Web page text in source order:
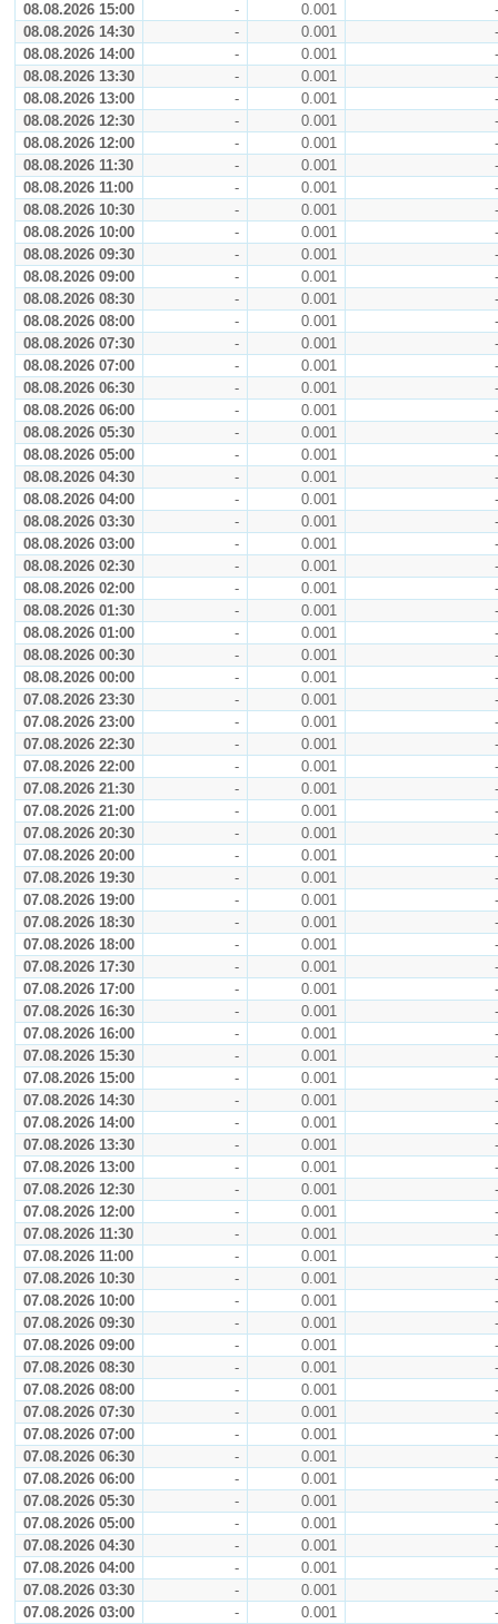
08.08.2026 15:00
- 0.001
-
08.08.2026 14:30
- 0.001
-
08.08.2026 14:00
- 0.001
-
08.08.2026 13:30
- 0.001
-
08.08.2026 13:00
- 0.001
-
08.08.2026 12:30
- 0.001
-
08.08.2026 12:00
- 0.001
-
08.08.2026 11:30
- 0.001
-
08.08.2026 11:00
- 0.001
-
08.08.2026 10:30
- 0.001
-
08.08.2026 10:00
- 0.001
-
08.08.2026 09:30
- 0.001
-
08.08.2026 09:00
- 0.001
-
08.08.2026 08:30
- 0.001
-
08.08.2026 08:00
- 0.001
-
08.08.2026 07:30
- 0.001
-
08.08.2026 07:00
- 0.001
-
08.08.2026 06:30
- 0.001
-
08.08.2026 06:00
- 0.001
-
08.08.2026 05:30
- 0.001
-
08.08.2026 05:00
- 0.001
-
08.08.2026 04:30
- 0.001
-
08.08.2026 04:00
- 0.001
-
08.08.2026 03:30
- 0.001
-
08.08.2026 03:00
- 0.001
-
08.08.2026 02:30
- 0.001
-
08.08.2026 02:00
- 0.001
-
08.08.2026 01:30
- 0.001
-
08.08.2026 01:00
- 0.001
-
08.08.2026 00:30
- 0.001
-
08.08.2026 00:00
- 0.001
-
07.08.2026 23:30
- 0.001
-
07.08.2026 23:00
- 0.001
-
07.08.2026 22:30
- 0.001
-
07.08.2026 22:00
- 0.001
-
07.08.2026 21:30
- 0.001
-
07.08.2026 21:00
- 0.001
-
07.08.2026 20:30
- 0.001
-
07.08.2026 20:00
- 0.001
-
07.08.2026 19:30
- 0.001
-
07.08.2026 19:00
- 0.001
-
07.08.2026 18:30
- 0.001
-
07.08.2026 18:00
- 0.001
-
07.08.2026 17:30
- 0.001
-
07.08.2026 17:00
- 0.001
-
07.08.2026 16:30
- 0.001
-
07.08.2026 16:00
- 0.001
-
07.08.2026 15:30
- 0.001
-
07.08.2026 15:00
- 0.001
-
07.08.2026 14:30
- 0.001
-
07.08.2026 14:00
- 0.001
-
07.08.2026 13:30
- 0.001
-
07.08.2026 13:00
- 0.001
-
07.08.2026 12:30
- 0.001
-
07.08.2026 12:00
- 0.001
-
07.08.2026 11:30
- 0.001
-
07.08.2026 11:00
- 0.001
-
07.08.2026 10:30
- 0.001
-
07.08.2026 10:00
- 0.001
-
07.08.2026 09:30
- 0.001
-
07.08.2026 09:00
- 0.001
-
07.08.2026 08:30
- 0.001
-
07.08.2026 08:00
- 0.001
-
07.08.2026 07:30
- 0.001
-
07.08.2026 07:00
- 0.001
-
07.08.2026 06:30
- 0.001
-
07.08.2026 06:00
- 0.001
-
07.08.2026 05:30
- 0.001
-
07.08.2026 05:00
- 0.001
-
07.08.2026 04:30
- 0.001
-
07.08.2026 04:00
- 0.001
-
07.08.2026 03:30
- 0.001
-
07.08.2026 03:00
- 0.001
-